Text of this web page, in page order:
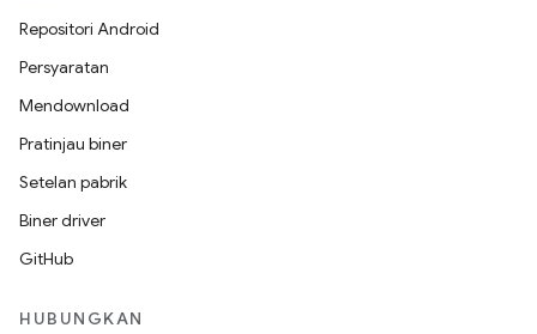
Repositori Android
Persyaratan
Mendownload
Pratinjau biner
Setelan pabrik
Biner driver
GitHub
HUBUNGKAN